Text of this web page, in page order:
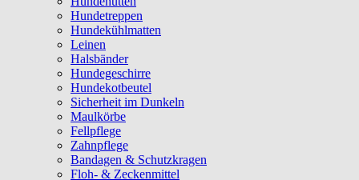
Hundetreppen
Hundekühlmatten
Leinen
Halsbänder
Hundegeschirre
Hundekotbeutel
Sicherheit im Dunkeln
Maulkörbe
Fellpflege
Zahnpflege
Bandagen & Schutzkragen
Floh- & Zeckenmittel